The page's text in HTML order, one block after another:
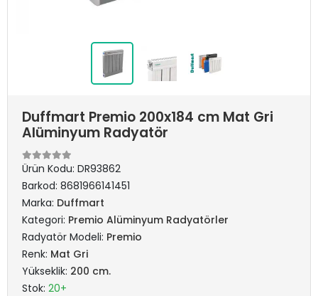
Duffmart Premio 200x184 cm Mat Gri
Alüminyum Radyatör
Ürün Kodu: DR93862
Barkod: 8681966141451
Marka: Duffmart
Kategori: Premio Alüminyum Radyatörler
Radyatör Modeli: Premio
Renk: Mat Gri
Yükseklik: 200 cm.
Stok: 20+